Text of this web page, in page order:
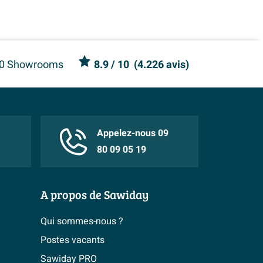
Showrooms 8.9/ 10 (4.226 avis)
Appelez-nous 09
80 09 05 19
A propos de Sawiday
Qui sommes-nous ?
Postes vacants
Sawiday PRO